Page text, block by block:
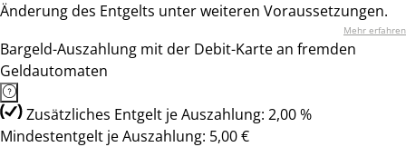
Änderung des Entgelts unter weiteren Voraussetzungen.
Mehr erfahren
Bargeld-Auszahlung mit der Debit-Karte an fremden
Geldautomaten
Zusätzliches Entgelt je Auszahlung: 2,00 %
Mindestentgelt je Auszahlung: 5,00 €